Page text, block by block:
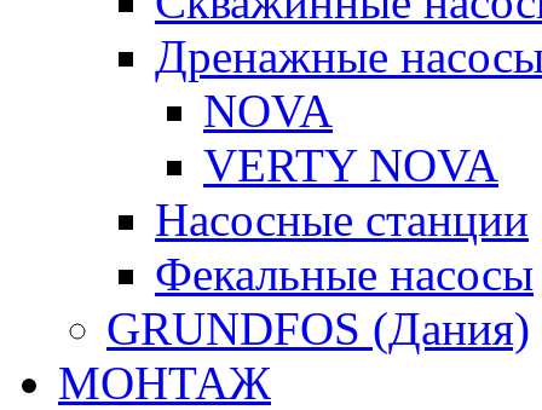
Дренажные
NOVA
VERTY NOVA
Насосные станции
Фекальные насосы
GRUNDFOS (Дания)
МОНТАЖ